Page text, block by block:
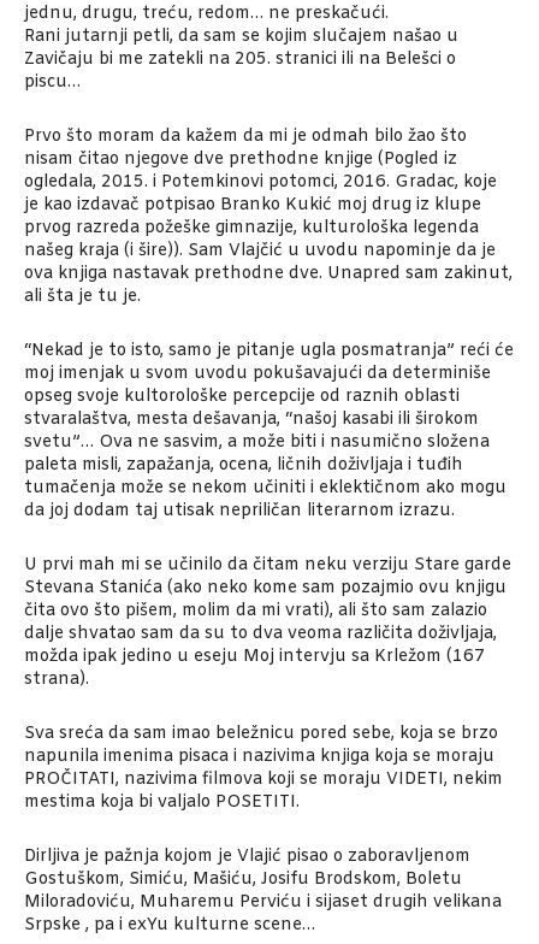
jednu, drugu, treću, redom… ne preskačući.
Rani jutarnji petli, da sam se kojim slučajem našao u
Zavičaju bi me zatekli na 205. stranici ili na Belešci o
piscu…
Prvo što moram da kažem da mi je odmah bilo žao što
nisam čitao njegove dve prethodne knjige (Pogled iz
ogledala, 2015. i Potemkinovi potomci, 2016. Gradac, koje
je kao izdavač potpisao Branko Kukić moj drug iz klupe
prvog razreda požeške gimnazije, kulturološka legenda
našeg kraja (i šire)). Sam Vlajčić u uvodu napominje da je
ova knjiga nastavak prethodne dve. Unapred sam zakinut,
ali šta je tu je.
“Nekad je to isto, samo je pitanje ugla posmatranja” reći će
moj imenjak u svom uvodu pokušavajući da determiniše
opseg svoje kultorološke percepcije od raznih oblasti
stvaralaštva, mesta dešavanja, “našoj kasabi ili širokom
svetu”… Ova ne sasvim, a može biti i nasumično složena
paleta misli, zapažanja, ocena, ličnih doživljaja i tuđih
tumačenja može se nekom učiniti i eklektičnom ako mogu
da joj dodam taj utisak nepriličan literarnom izrazu.
U prvi mah mi se učinilo da čitam neku verziju Stare garde
Stevana Stanića (ako neko kome sam pozajmio ovu knjigu
čita ovo što pišem, molim da mi vrati), ali što sam zalazio
dalje shvatao sam da su to dva veoma različita doživljaja,
možda ipak jedino u eseju Moj intervju sa Krležom (167
strana).
Sva sreća da sam imao beležnicu pored sebe, koja se brzo
napunila imenima pisaca i nazivima knjiga koja se moraju
PROČITATI, nazivima filmova koji se moraju VIDETI, nekim
mestima koja bi valjalo POSETITI.
Dirljiva je pažnja kojom je Vlajić pisao o zaboravljenom
Gostuškom, Simiću, Mašiću, Josifu Brodskom, Boletu
Miloradoviću, Muharemu Perviću i sijaset drugih velikana
Srpske , pa i exYu kulturne scene…